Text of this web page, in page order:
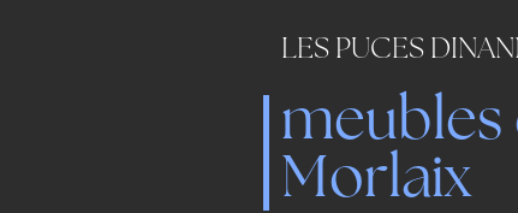
LES PUCES
meubles
Morlaix